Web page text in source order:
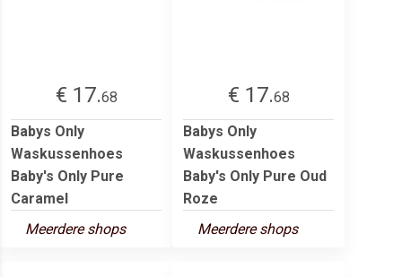
€ 17.68
Babys Only
Waskussenhoes
Baby's Only Pure
Caramel
Meerdere shops
€ 17.68
Babys Only
Waskussenhoes
Baby's Only Pure Oud
Roze
Meerdere shops